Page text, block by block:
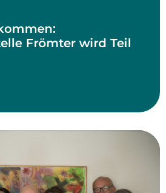
Frömter wird Teil